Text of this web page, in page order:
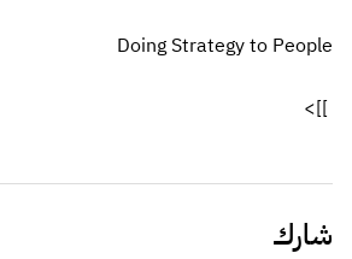
Doing Strategy to People
]]>
شارك